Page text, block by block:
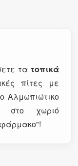
τα τοπικά
πίτες με
Αλμωπιώτικο
στο χωριό